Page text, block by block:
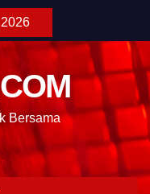
Bersama